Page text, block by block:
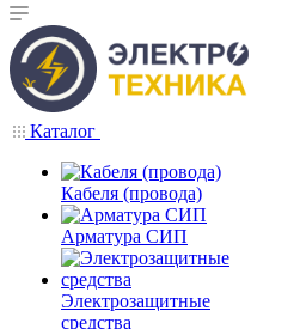
Каталог
Кабеля (провода)
Арматура СИП
Электрозащитные
средства